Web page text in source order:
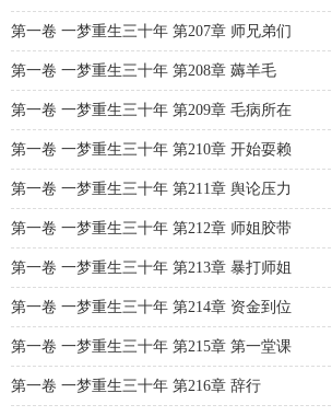
第一卷 一梦重生三十年 第207章 师兄弟们
第一卷 一梦重生三十年 第208章 薅羊毛
第一卷 一梦重生三十年 第209章 毛病所在
第一卷 一梦重生三十年 第210章 开始耍赖
第一卷 一梦重生三十年 第211章 舆论压力
第一卷 一梦重生三十年 第212章 师姐胶带
第一卷 一梦重生三十年 第213章 暴打师姐
第一卷 一梦重生三十年 第214章 资金到位
第一卷 一梦重生三十年 第215章 第一堂课
第一卷 一梦重生三十年 第216章 辞行